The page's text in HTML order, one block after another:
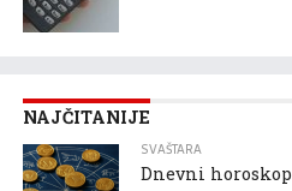
NAJČITANIJE
SVAŠTARA
Dnevni horoskop